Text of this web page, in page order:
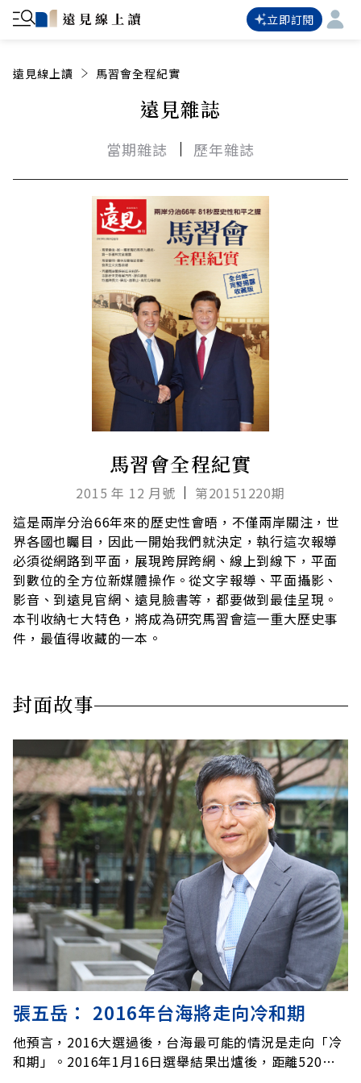
立即訂閱
遠見線上讀 馬習會全程紀實
遠見雜誌
當期雜誌 歷年雜誌
馬習會全程紀實
2015 年 12 月號
第20151220期
這是兩岸分治66年來的歷史性會晤，不僅兩岸關注，世
界各國也矚目，因此一開始我們就決定，執行這次報導
必須從網路到平面，展現跨屏跨網、線上到線下，平面
到數位的全方位新媒體操作。從文字報導、平面攝影、
影音、到遠見官網、遠見臉書等，都要做到最佳呈現。
本刊收納七大特色，將成為研究馬習會這一重大歷史事
件，最值得收藏的一本。
封面故事
張五岳： 2016年台海將走向冷和期
他預言，2016大選過後，台海最可能的情況是走向「冷
和期」。2016年1月16日選舉結果出爐後，距離520就